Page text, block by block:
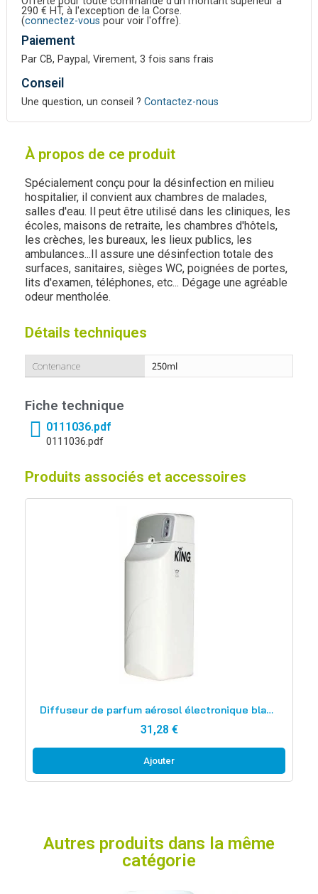
290 € HT, à l'exception de la Corse.
(connectez-vous pour voir l'offre).
Paiement
Par CB, Paypal, Virement, 3 fois sans frais
Conseil
Une question, un conseil ? Contactez-nous
À propos de ce produit
Spécialement conçu pour la désinfection en milieu
hospitalier, il convient aux chambres de malades,
salles d'eau. Il peut être utilisé dans les cliniques, les
écoles, maisons de retraite, les chambres d'hôtels,
les crèches, les bureaux, les lieux publics, les
ambulances...Il assure une désinfection totale des
surfaces, sanitaires, sièges WC, poignées de portes,
lits d'examen, téléphones, etc... Dégage une agréable
odeur mentholée.
Détails techniques
Contenance 250ml
Fiche technique
0111036.pdf
0111036.pdf
Produits associés et accessoires
Diffuseur de parfum aérosol électronique blanc ABS
31,28 €
Ajouter
Autres produits dans la même
catégorie